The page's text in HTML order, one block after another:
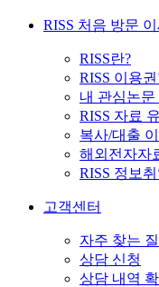
RISS 처음 방문
RISS란?
RISS 이용
내 관심논문
RISS 자료
복사/대출
해외전자자
RISS 정보
고객센터
자주 찾는
상담 신청
상담 내역